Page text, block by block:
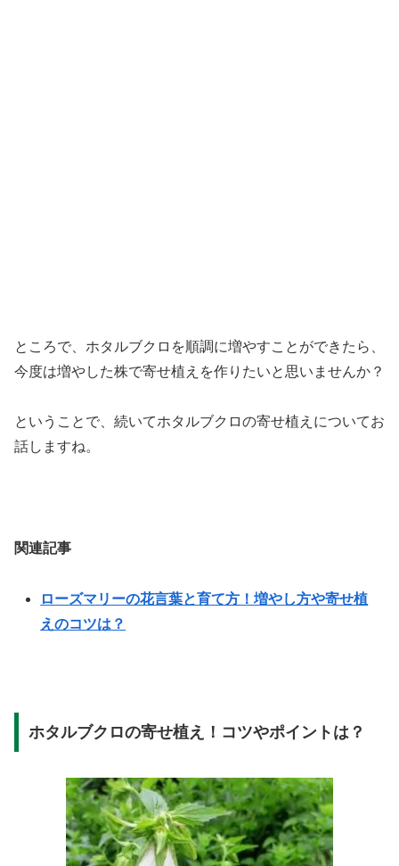
ところで、ホタルブクロを順調に増やすことができたら、
今度は増やした株で寄せ植えを作りたいと思いませんか？
ということで、続いてホタルブクロの寄せ植えについてお
話しますね。
関連記事
ローズマリーの花言葉と育て方！増やし方や寄せ植
えのコツは？
ホタルブクロの寄せ植え！コツやポイントは？